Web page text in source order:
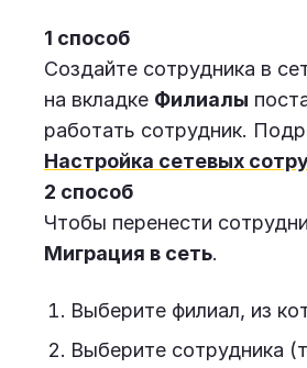
1 способ
Создайте сотрудника в
на вкладке Филиалы
работать сотрудник.
Настройка сетевых
2 способ
Чтобы перенести
Миграция в сеть.
Выберите филиал, из
Выберите сотрудника